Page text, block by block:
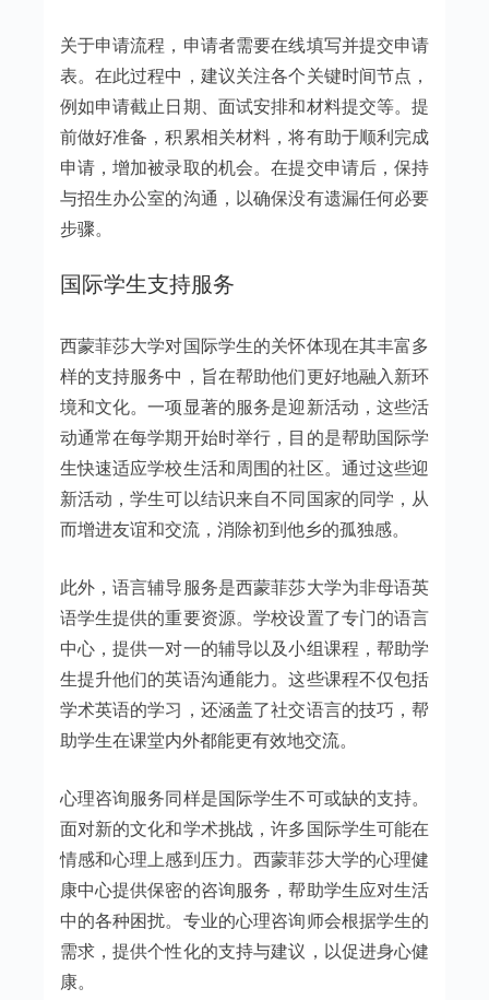
关于申请流程，申请者需要在线填写并提交申请
表。在此过程中，建议关注各个关键时间节点，
例如申请截止日期、面试安排和材料提交等。提
前做好准备，积累相关材料，将有助于顺利完成
申请，增加被录取的机会。在提交申请后，保持
与招生办公室的沟通，以确保没有遗漏任何必要
步骤。
国际学生支持服务
西蒙菲莎大学对国际学生的关怀体现在其丰富多
样的支持服务中，旨在帮助他们更好地融入新环
境和文化。一项显著的服务是迎新活动，这些活
动通常在每学期开始时举行，目的是帮助国际学
生快速适应学校生活和周围的社区。通过这些迎
新活动，学生可以结识来自不同国家的同学，从
而增进友谊和交流，消除初到他乡的孤独感。
此外，语言辅导服务是西蒙菲莎大学为非母语英
语学生提供的重要资源。学校设置了专门的语言
中心，提供一对一的辅导以及小组课程，帮助学
生提升他们的英语沟通能力。这些课程不仅包括
学术英语的学习，还涵盖了社交语言的技巧，帮
助学生在课堂内外都能更有效地交流。
心理咨询服务同样是国际学生不可或缺的支持。
面对新的文化和学术挑战，许多国际学生可能在
情感和心理上感到压力。西蒙菲莎大学的心理健
康中心提供保密的咨询服务，帮助学生应对生活
中的各种困扰。专业的心理咨询师会根据学生的
需求，提供个性化的支持与建议，以促进身心健
康。